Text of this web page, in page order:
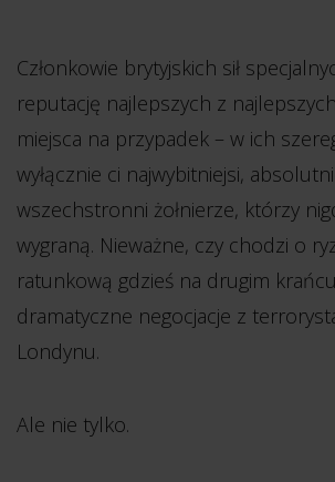
Członkowie brytyjskich sił
reputację najlepszych z
miejsca na przypadek – w ich
wyłącznie ci najwybitniejsi,
wszechstronni żołnierze, którzy
wygraną. Nieważne, czy chodzi o
ratunkową gdzieś na drugim
dramatyczne negocjacje z
Londynu.
Ale nie tylko.